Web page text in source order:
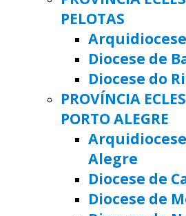
PELOTAS
Diocese de
Diocese do
PROVÍNCIA
PORTO ALEGRE
Alegre
Diocese de
Diocese de